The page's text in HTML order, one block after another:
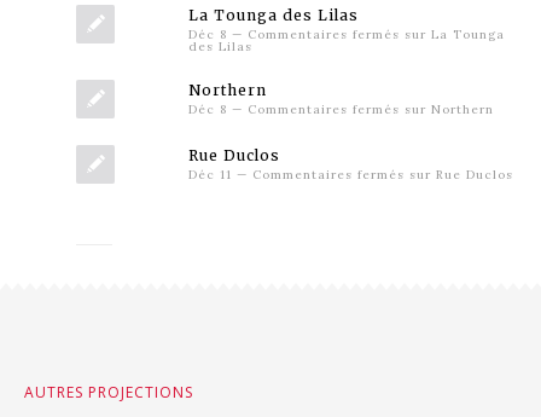
La Tounga des Lilas
Déc 8 — Commentaires fermés sur La Tounga
des Lilas
Northern
Déc 8 — Commentaires fermés sur Northern
Rue Duclos
Déc 11 — Commentaires fermés sur Rue Duclos
AUTRES PROJECTIONS